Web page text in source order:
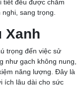
tiết đều được chăm
sang trọng.
Xanh
trọng đến việc sử
như gạch không nung,
năng lượng. Đây là
ích lâu dài cho sức